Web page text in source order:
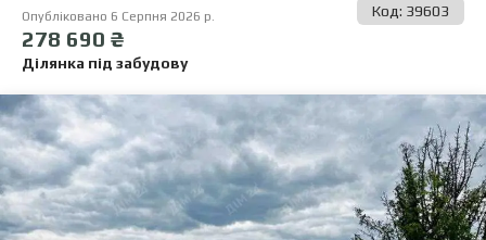
Опубліковано 6 Серпня 2026 р. Код: 39603
278 690 ₴
Ділянка під забудову